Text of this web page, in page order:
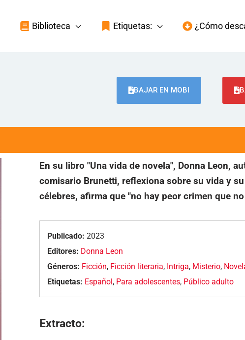
Biblioteca Etiquetas: ¿Cómo
BAJAR EN MOBI
En su libro "Una vida de novela", Donna Leon,
comisario Brunetti, reflexiona sobre su vida y
célebres, afirma que "no hay peor crimen que
Publicado: 2023
Editores: Donna Leon
Géneros: Ficción, Ficción literaria, Intriga, Misterio,
Etiquetas: Español, Para adolescentes, Público adulto
Extracto: